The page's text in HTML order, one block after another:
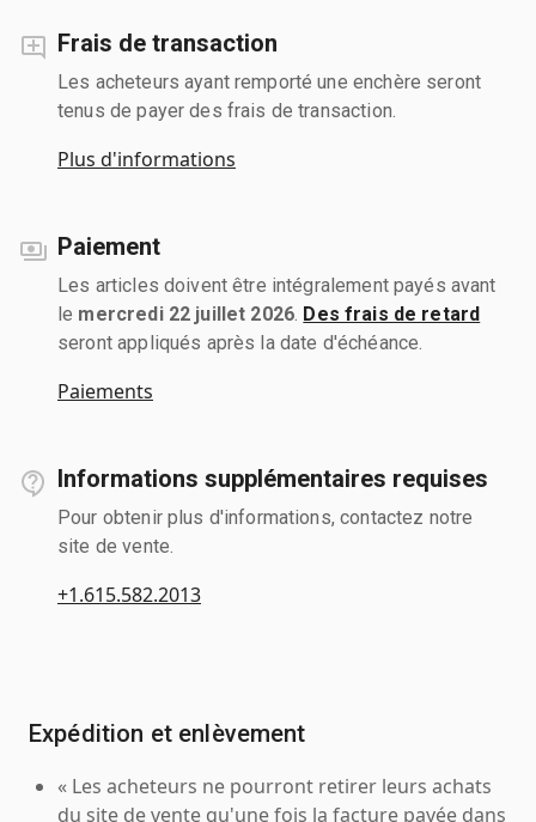
Frais de transaction
Les acheteurs ayant remporté une enchère seront
tenus de payer des frais de transaction.
Plus d'informations
Paiement
Les articles doivent être intégralement payés avant
le mercredi 22 juillet 2026 Des frais de retard
seront appliqués après la date d'échéance.
Paiements
Informations supplémentaires requises
Pour obtenir plus d'informations, contactez notre
site de vente.
+1.615.582.2013
Expédition et enlèvement
« Les acheteurs ne pourront retirer leurs achats
du site de vente qu'une fois la facture payée dans